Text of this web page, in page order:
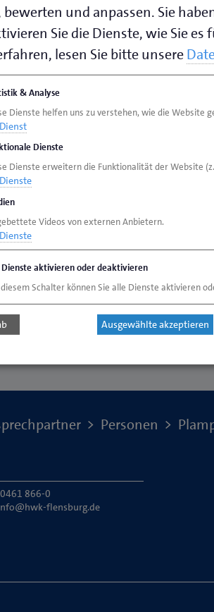
Uhr bis 12.30 Uhr
bis 16.30 Uhr
14.00 Uhr
(.vcf)
Personen
866-0
flensburg.de
und anpassen. Sie
Sie die Dienste, wie Sie
lesen Sie bitte unsere
& Analyse
Dienste helfen uns zu verstehen, wie die Website
Dienst
Dienste
Dienste erweitern die Funktionalität der Website
Dienste
Videos von externen Anbietern.
Dienste
Dienste aktivieren oder deaktivieren
Schalter können Sie alle Dienste aktivieren
Ausgewählte akzeptieren